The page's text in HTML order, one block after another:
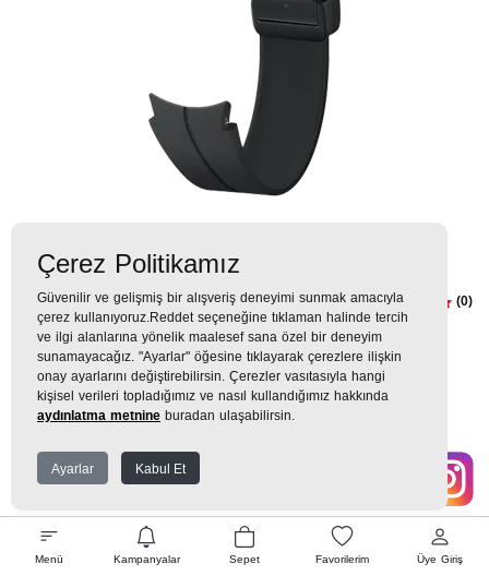
Menü Kampanyalar Sepet Favorilerim Üye Giriş
Samsung Watch 4& 5 D-Buckle
Kordon Siyah Saat ve Bileklik
Aksesuarı
(0)
1.799TL
200 TLx 9 Taksit =1.799 TL
EK GARANTİ
Çerez Politikamız
Güvenilir ve gelişmiş bir alışveriş deneyimi sunmak amacıyla
çerez kullanıyoruz.Reddet seçeneğine tıklaman halinde tercih
ve ilgi alanlarına yönelik maalesef sana özel bir deneyim
sunamayacağız. "Ayarlar" öğesine tıklayarak çerezlere ilişkin
onay ayarlarını değiştirebilirsin. Çerezler vasıtasıyla hangi
kişisel verileri topladığımız ve nasıl kullandığımız hakkında
aydınlatma metnine buradan ulaşabilirsin.
Ayarlar Kabul Et